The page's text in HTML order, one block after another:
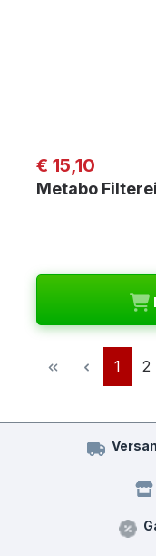
Regulärer
€ 15,10
Metabo
Seite
1 2